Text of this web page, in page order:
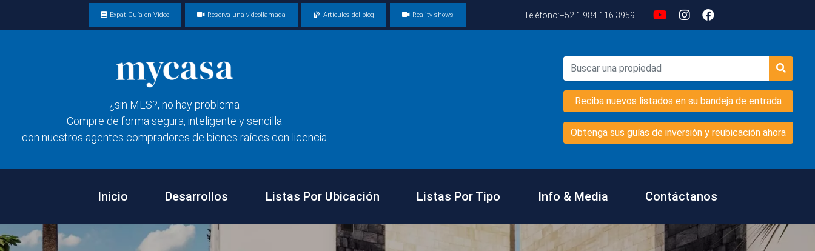
Expat Guía en Video Reserva una videollamada Artículos del blog Reality shows Teléfono:+52 1 984 116 3959
¿sin MLS?, no hay problema
Compre de forma segura, inteligente y sencilla
con nuestros agentes compradores de bienes raíces con licencia
Reciba nuevos listados en su bandeja de entrada
Obtenga sus guías de inversión y reubicación ahora
Inicio Desarrollos Listas Por Ubicación Listas Por Tipo Info & Media Contáctanos